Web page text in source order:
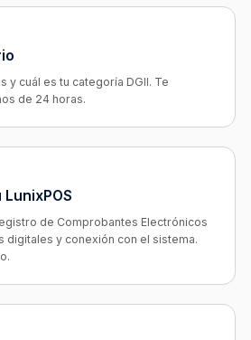
y cuál es tu categoría DGII. Te
de 24 horas.
de Comprobantes Electrónicos
digitales y conexión con el sistema.